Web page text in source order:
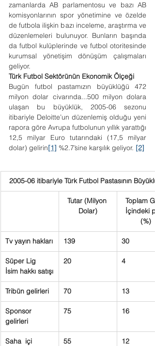
zamanlarda AB parlamentosu ve bazı AB
komisyonlarının spor yönetimine ve özelde
de futbola ilişkin bazı inceleme, araştırma ve
düzenlemeleri bulunuyor. Bunların başında
da futbol kulüplerinde ve futbol otoritesinde
kurumsal yönetişim dönüşüm çalışmaları
geliyor.
Türk Futbol Sektörünün Ekonomik Ölçeği
Bugün futbol pastamızın büyüklüğü 472
milyon dolar civarında...500 milyon dolara
ulaşan bu büyüklük, 2005-06 sezonu
itibariyle Deloitte’un düzenlemiş olduğu yeni
rapora göre Avrupa futbolunun yıllık yarattığı
12,5 milyar Euro tutarındaki (17,5 milyar
dolar) gelirin[1] %2.7’sine karşılık geliyor. [2]
2005-06 itibariyle Türk Futbol Pastasının
Tutar (Milyon
Dolar)
Toplam
İçindeki
(%)
Tv yayın hakları 139 30
Süper Lig
İsim hakkı satışı
20 4
Tribün gelirleri 70 13
Sponsor
gelirleri
75 16
Saha  içi
55 12